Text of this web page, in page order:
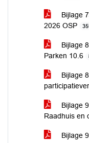
Bijlage
2026 OSP
Bijlage
Parken 10.6
Bijlage
Bijlage
Raadhuis en
Bijlage